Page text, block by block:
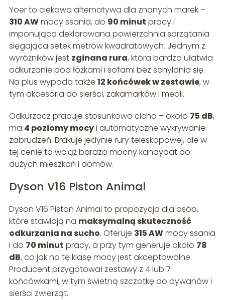
Yoer to ciekawa alternatywa dla znanych marek –
310 AWmocy ssania, do 90 minut pracy i
imponująca deklarowana powierzchnia sprzątania
sięgająca setek metrów kwadratowych. Jednym z
wyróżników jest zginana rura, która bardzo ułatwia
odkurzanie pod łóżkami i sofami bez schylania się.
Na plus wypada także 12 końcówek w zestawie, w
tym akcesoria do sierści, zakamarków i mebli.
Odkurzacz pracuje stosunkowo cicho – około 75 dB,
ma 4 poziomy mocyi automatyczne wykrywanie
zabrudzeń. Brakuje jedynie rury teleskopowej, ale w
tej cenie to wciąż bardzo mocny kandydat do
dużych mieszkań i domów.
Dyson V16 Piston Animal
Dyson V16 Piston Animal to propozycja dla osób,
które stawiają na maksymalną skuteczność
odkurzania na sucho. Oferuje 315 AWmocy ssania
i do 70 minut pracy, a przy tym generuje około 78
dB, co jak na tę klasę mocy jest akceptowalne.
Producent przygotował zestawy z 4 lub 7
końcówkami, w tym świetną szczotkę do dywanów i
sierści zwierząt.